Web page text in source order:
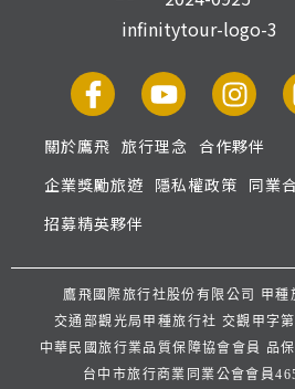
關於鷹飛 旅行理念 合作夥伴
企業獎勵旅遊 隱私權政策 同業
招募精英夥伴
鷹飛國際旅行社股份有限公司 甲種
交通部觀光局甲種旅行社 交觀甲字
中華民國旅行業品質保障協會會員 品
台中市旅行商業同業公會會員